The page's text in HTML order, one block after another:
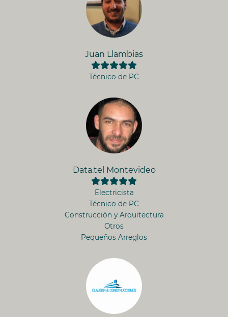
Juan Llambias
Técnico de PC
Data.tel Montevideo
Electricista
Técnico de PC
Construcción y Arquitectura
Otros
Pequeños Arreglos